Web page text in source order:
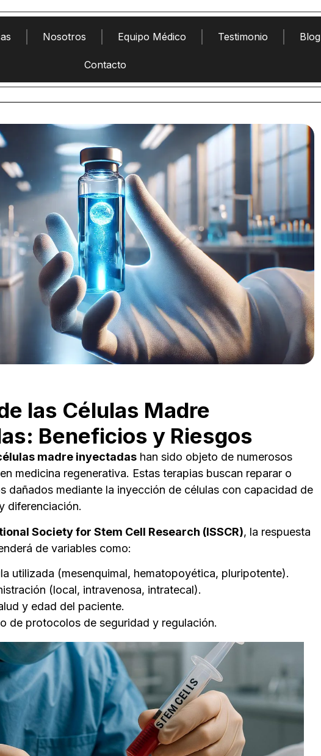
Nosotros Equipo Médico Testimonio Blog
Contacto
las Células Madre
Beneficios y Riesgos
madre inyectadas han sido objeto de numerosos
medicina regenerativa. Estas terapias buscan reparar o
dañados mediante la inyección de células con capacidad de
diferenciación.
Society for Stem Cell Research (ISSCR), la respuesta
de variables como:
utilizada (mesenquimal, hematopoyética, pluripotente).
(local, intravenosa, intratecal).
y edad del paciente.
de protocolos de seguridad y regulación.